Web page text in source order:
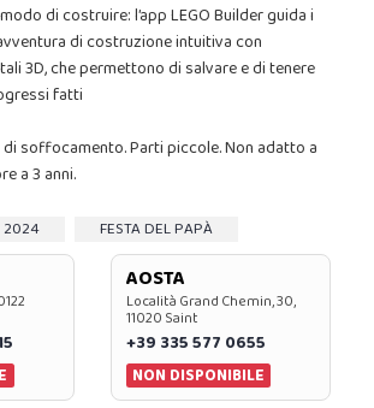
di costruire: l’app LEGO Builder guida i
di costruzione intuitiva con
3D, che permettono di salvare e di tenere
fatti
soffocamento. Parti piccole. Non adatto a
a 3 anni.
2024 FESTA DEL PAPÀ
AOSTA
Località Grand Chemin, 30,
11020 Saint
+39 335 577 0655
NON DISPONIBILE